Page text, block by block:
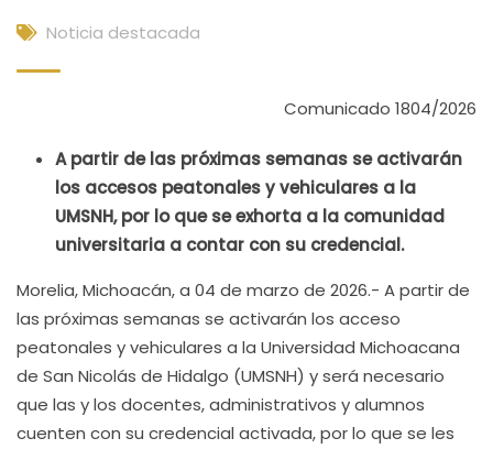
Noticia destacada
Comunicado 1804/2026
A partir de las próximas semanas se activarán
los accesos peatonales y vehiculares a la
UMSNH, por lo que se exhorta a la comunidad
universitaria a contar con su credencial.
Morelia, Michoacán, a 04 de marzo de 2026.- A partir de
las próximas semanas se activarán los acceso
peatonales y vehiculares a la Universidad Michoacana
de San Nicolás de Hidalgo (UMSNH) y será necesario
que las y los docentes, administrativos y alumnos
cuenten con su credencial activada, por lo que se les